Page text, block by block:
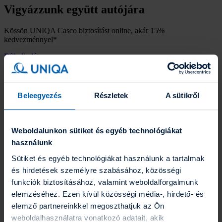
Beleegyezés Részletek A sütikről
Weboldalunkon sütiket és egyéb technológiákat
használunk
Sütiket és egyéb technológiákat használunk a tartalmak
és hirdetések személyre szabásához, közösségi
funkciók biztosításához, valamint weboldalforgalmunk
elemzéséhez. Ezen kívül közösségi média-, hirdető- és
elemző partnereinkkel megoszthatjuk az Ön
weboldalhasználatra vonatkozó adatait, akik
Vigyázzunk együtt autójára
Kössön UNIQA Casco biztosítást online, akár 15%
kedvezménnyel*
Díjkalkulátor
Még több infó
* uniqa.hu/casco oldalon történő szerződéskötéskor 10%, e-
kommunikáció beállításakor 5% kedvezményt adunk a Casco
díjából.
biztosítását?
Online felületünkön